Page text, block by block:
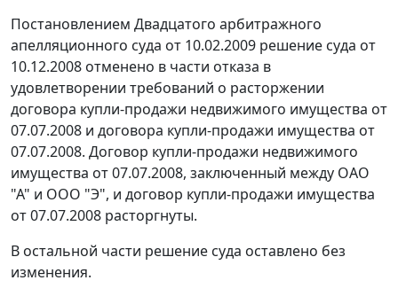
Постановлением Двадцатого арбитражного
апелляционного суда от 10.02.2009 решение суда от
10.12.2008 отменено в части отказа в
удовлетворении требований о расторжении
договора купли-продажи недвижимого имущества от
07.07.2008 и договора купли-продажи имущества от
07.07.2008. Договор купли-продажи недвижимого
имущества от 07.07.2008, заключенный между ОАО
"А" и ООО "Э", и договор купли-продажи имущества
от 07.07.2008 расторгнуты.
В остальной части решение суда оставлено без
изменения.